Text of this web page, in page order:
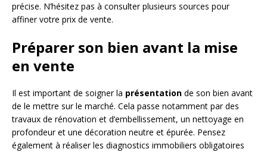
précise. N’hésitez pas à consulter plusieurs sources pour
affiner votre prix de vente.
Préparer son bien avant la mise
en vente
Il est important de soigner la présentation de son bien avant
de le mettre sur le marché. Cela passe notamment par des
travaux de rénovation et d’embellissement, un nettoyage en
profondeur et une décoration neutre et épurée. Pensez
également à réaliser les diagnostics immobiliers obligatoires